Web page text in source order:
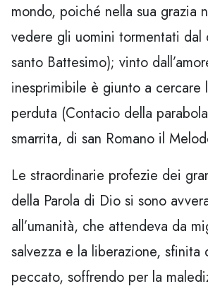
mondo, poiché nella sua grazia
vedere gli uomini tormentati dal
santo Battesimo); vinto
inesprimibile è giunto a cercare
perduta (Contacio della
smarrita, di san Romano il
Le straordinarie profezie dei
della Parola di Dio si sono
all’umanità, che attendeva da
salvezza e la liberazione, sfinita
peccato, soffrendo per la